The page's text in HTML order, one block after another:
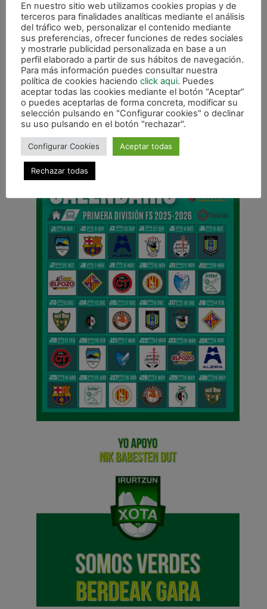
ANTERIOR
Eloy de Pablos y Alejandro Palazón, convocados con España Sub21
CALENDARIO DE LIGA
En nuestro sitio web utilizamos cookies propias y de
terceros para finalidades analíticas mediante el análisis
del tráfico web, personalizar el contenido mediante
sus preferencias, ofrecer funciones de redes sociales
y mostrarle publicidad personalizada en base a un
perfil elaborado a partir de sus hábitos de navegación.
Para más información puedes consultar nuestra
política de cookies haciendo click aqui. Puedes
aceptar todas las cookies mediante el botón “Aceptar”
o puedes aceptarlas de forma concreta, modificar su
selección pulsando en "Configurar cookies" o declinar
su uso pulsando en el botón "rechazar".
Configurar Cookies Aceptar todas
Rechazar todas